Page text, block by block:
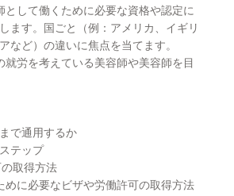
として働くために必要な資格や認定に
ます。国ごと（例：アメリカ、イギリ
など）の違いに焦点を当てます。
就労を考えている美容師や美容師を目
で通用するか
テップ
取得方法
めに必要なビザや労働許可の取得方法